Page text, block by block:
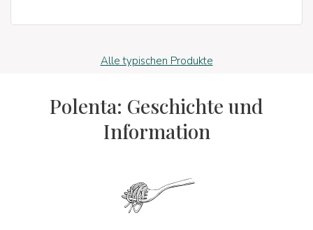
Alle typischen Produkte
Polenta: Geschichte und
Information